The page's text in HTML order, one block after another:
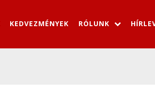
KEDVEZMÉNYEK RÓLUNK